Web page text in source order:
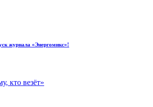
журнала «Энергомикс»!
кто везёт»